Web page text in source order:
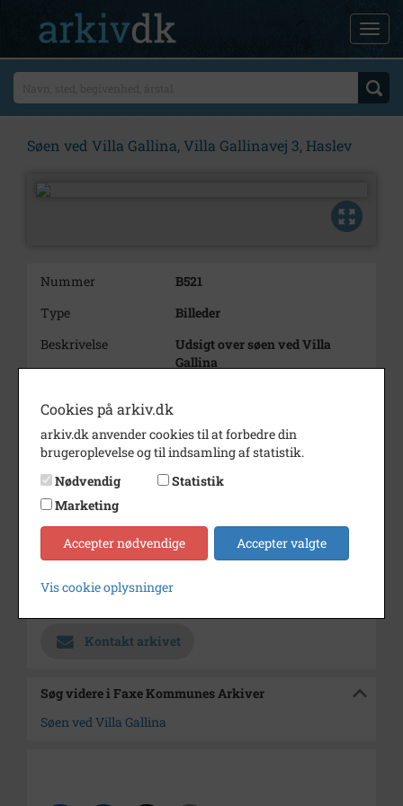
Søen ved Villa Gallina, Villa Gallinavej 3, Haslev
Nummer
B521
Type
Billeder
Beskrivelse
Udsigt over søen ved Villa
Gallina
Periode
Dateringsnote
u.år
Fotograf
Ukendt
Se på kort
Type
Sogn (1000-2050)
Kontakt arkivet
Søg videre i Faxe Kommunes Arkiver
Søen ved Villa Gallina
Cookies på arkiv.dk
arkiv.dk anvender cookies til at forbedre din
brugeroplevelse og til indsamling af statistik.
Nødvendig
Statistik
Marketing
Accepter nødvendige Accepter valgte
Vis cookie oplysninger